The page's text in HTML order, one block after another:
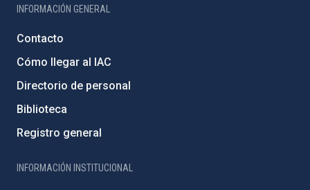
INFORMACIÓN GENERAL
Contacto
Cómo llegar al IAC
Directorio de personal
Biblioteca
Registro general
INFORMACIÓN INSTITUCIONAL